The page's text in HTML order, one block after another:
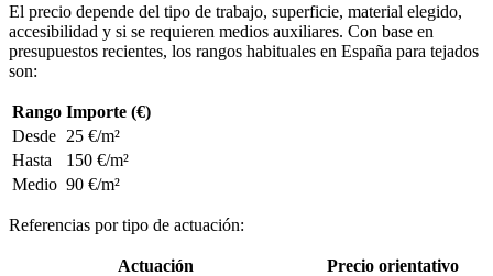
El precio depende del tipo de trabajo, superficie, material elegido,
accesibilidad y si se requieren medios auxiliares. Con base en
presupuestos recientes, los rangos habituales en España para tejados
son:
Rango Importe (€)
Desde 25 €/m²
Hasta
150 €/m²
Medio 90 €/m²
Referencias por tipo de actuación:
Actuación
Precio orientativo